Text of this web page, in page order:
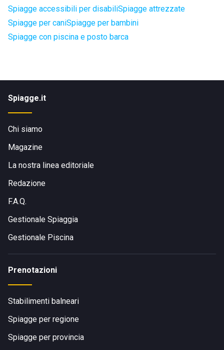
Spiagge accessibili per disabiliSpiagge attrezzate
Spiagge per caniSpiagge per bambini
Spiagge con piscina e posto barca
Spiagge.it
Chi siamo
Magazine
La nostra linea editoriale
Redazione
F.A.Q.
Gestionale Spiaggia
Gestionale Piscina
Prenotazioni
Stabilimenti balneari
Spiagge per regione
Spiagge per provincia